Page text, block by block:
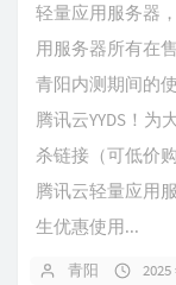
轻量应用服务器
用服务器所有在
青阳内测期间的
腾讯云YYDS！
杀链接（可低价
腾讯云轻量应用
生优惠使用...
青阳